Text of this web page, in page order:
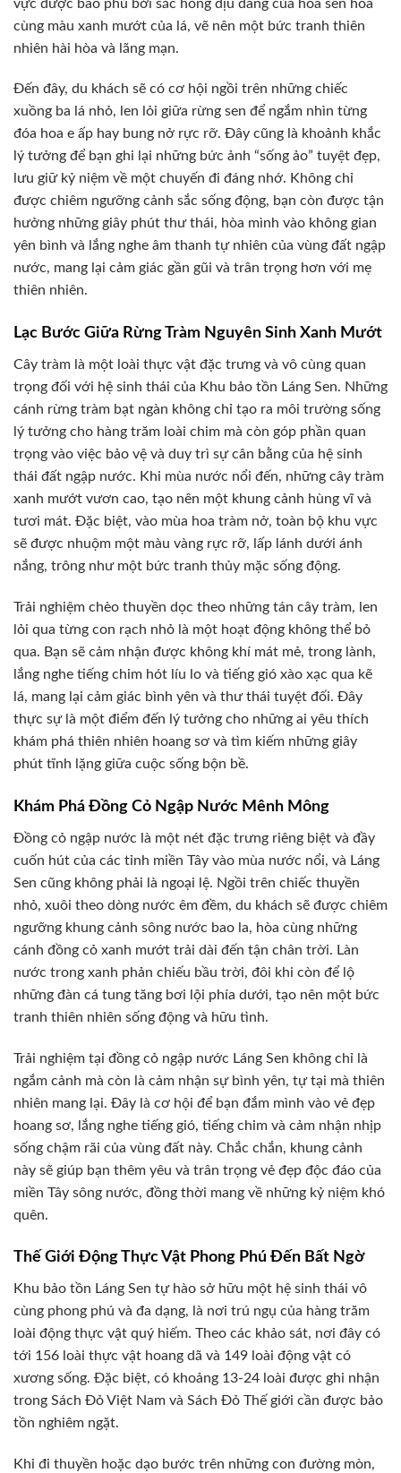
vực được bao phủ bởi sắc hồng dịu dàng của hoa sen hòa
cùng màu xanh mướt của lá, vẽ nên một bức tranh thiên
nhiên hài hòa và lãng mạn.
Đến đây, du khách sẽ có cơ hội ngồi trên những chiếc
xuồng ba lá nhỏ, len lỏi giữa rừng sen để ngắm nhìn từng
đóa hoa e ấp hay bung nở rực rỡ. Đây cũng là khoảnh khắc
lý tưởng để bạn ghi lại những bức ảnh “sống ảo” tuyệt đẹp,
lưu giữ kỷ niệm về một chuyến đi đáng nhớ. Không chỉ
được chiêm ngưỡng cảnh sắc sống động, bạn còn được tận
hưởng những giây phút thư thái, hòa mình vào không gian
yên bình và lắng nghe âm thanh tự nhiên của vùng đất ngập
nước, mang lại cảm giác gần gũi và trân trọng hơn với mẹ
thiên nhiên.
Lạc Bước Giữa Rừng Tràm Nguyên Sinh Xanh Mướt
Cây tràm là một loài thực vật đặc trưng và vô cùng quan
trọng đối với hệ sinh thái của Khu bảo tồn Láng Sen. Những
cánh rừng tràm bạt ngàn không chỉ tạo ra môi trường sống
lý tưởng cho hàng trăm loài chim mà còn góp phần quan
trọng vào việc bảo vệ và duy trì sự cân bằng của hệ sinh
thái đất ngập nước. Khi mùa nước nổi đến, những cây tràm
xanh mướt vươn cao, tạo nên một khung cảnh hùng vĩ và
tươi mát. Đặc biệt, vào mùa hoa tràm nở, toàn bộ khu vực
sẽ được nhuộm một màu vàng rực rỡ, lấp lánh dưới ánh
nắng, trông như một bức tranh thủy mặc sống động.
Trải nghiệm chèo thuyền dọc theo những tán cây tràm, len
lỏi qua từng con rạch nhỏ là một hoạt động không thể bỏ
qua. Bạn sẽ cảm nhận được không khí mát mẻ, trong lành,
lắng nghe tiếng chim hót líu lo và tiếng gió xào xạc qua kẽ
lá, mang lại cảm giác bình yên và thư thái tuyệt đối. Đây
thực sự là một điểm đến lý tưởng cho những ai yêu thích
khám phá thiên nhiên hoang sơ và tìm kiếm những giây
phút tĩnh lặng giữa cuộc sống bộn bề.
Khám Phá Đồng Cỏ Ngập Nước Mênh Mông
Đồng cỏ ngập nước là một nét đặc trưng riêng biệt và đầy
cuốn hút của các tỉnh miền Tây vào mùa nước nổi, và Láng
Sen cũng không phải là ngoại lệ. Ngồi trên chiếc thuyền
nhỏ, xuôi theo dòng nước êm đềm, du khách sẽ được chiêm
ngưỡng khung cảnh sông nước bao la, hòa cùng những
cánh đồng cỏ xanh mướt trải dài đến tận chân trời. Làn
nước trong xanh phản chiếu bầu trời, đôi khi còn để lộ
những đàn cá tung tăng bơi lội phía dưới, tạo nên một bức
tranh thiên nhiên sống động và hữu tình.
Trải nghiệm tại đồng cỏ ngập nước Láng Sen không chỉ là
ngắm cảnh mà còn là cảm nhận sự bình yên, tự tại mà thiên
nhiên mang lại. Đây là cơ hội để bạn đắm mình vào vẻ đẹp
hoang sơ, lắng nghe tiếng gió, tiếng chim và cảm nhận nhịp
sống chậm rãi của vùng đất này. Chắc chắn, khung cảnh
này sẽ giúp bạn thêm yêu và trân trọng vẻ đẹp độc đáo của
miền Tây sông nước, đồng thời mang về những kỷ niệm khó
quên.
Thế Giới Động Thực Vật Phong Phú Đến Bất Ngờ
Khu bảo tồn Láng Sen tự hào sở hữu một hệ sinh thái vô
cùng phong phú và đa dạng, là nơi trú ngụ của hàng trăm
loài động thực vật quý hiếm. Theo các khảo sát, nơi đây có
tới 156 loài thực vật hoang dã và 149 loài động vật có
xương sống. Đặc biệt, có khoảng 13-24 loài được ghi nhận
trong Sách Đỏ Việt Nam và Sách Đỏ Thế giới cần được bảo
tồn nghiêm ngặt.
Khi đi thuyền hoặc dạo bước trên những con đường mòn,